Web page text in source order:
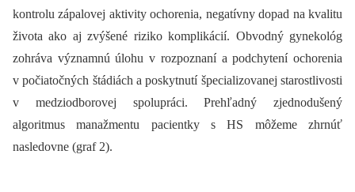
kontrolu zápalovej aktivity ochorenia, negatívny dopad na kvalitu
života ako aj zvýšené riziko komplikácií. Obvodný gynekológ
zohráva významnú úlohu v rozpoznaní a podchytení ochorenia
v počiatočných štádiách a poskytnutí špecializovanej starostlivosti
v medziodborovej spolupráci. Prehľadný zjednodušený
algoritmus manažmentu pacientky s HS môžeme zhrnúť
nasledovne (graf 2).